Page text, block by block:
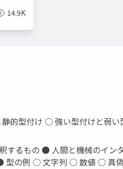
14.9K
的型付け ○ 強い型付けと弱
るもの ● 人間と機械のイ
型の例 ○ 文字列 ○ 数値 ○ 真